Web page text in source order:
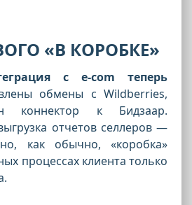
«В КОРОБКЕ»
с e-com теперь
обмены с Wildberries,
коннектор к Бидзаар.
отчетов селлеров —
как обычно, «коробка»
процессах клиента только